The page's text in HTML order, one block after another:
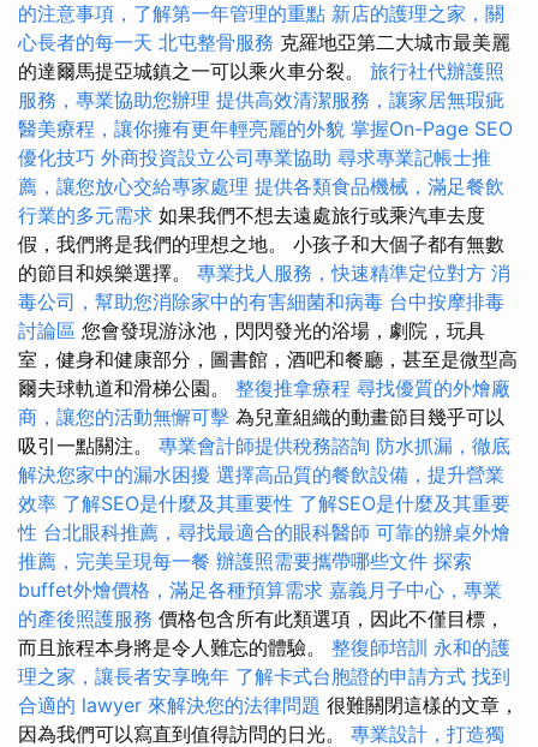
的注意事項，了解第一年管理的重點 新店的護理之家，關
心長者的每一天 北屯整骨服務 克羅地亞第二大城市最美麗
的達爾馬提亞城鎮之一可以乘火車分裂。 旅行社代辦護照
服務，專業協助您辦理 提供高效清潔服務，讓家居無瑕疵
醫美療程，讓你擁有更年輕亮麗的外貌 掌握On-Page SEO
優化技巧 外商投資設立公司專業協助 尋求專業記帳士推
薦，讓您放心交給專家處理 提供各類食品機械，滿足餐飲
行業的多元需求 如果我們不想去遠處旅行或乘汽車去度
假，我們將是我們的理想之地。 小孩子和大個子都有無數
的節目和娛樂選擇。 專業找人服務，快速精準定位對方 消
毒公司，幫助您消除家中的有害細菌和病毒 台中按摩排毒
討論區 您會發現游泳池，閃閃發光的浴場，劇院，玩具
室，健身和健康部分，圖書館，酒吧和餐廳，甚至是微型高
爾夫球軌道和滑梯公園。 整復推拿療程 尋找優質的外燴廠
商，讓您的活動無懈可擊 為兒童組織的動畫節目幾乎可以
吸引一點關注。 專業會計師提供稅務諮詢 防水抓漏，徹底
解決您家中的漏水困擾 選擇高品質的餐飲設備，提升營業
效率 了解SEO是什麼及其重要性 了解SEO是什麼及其重要
性 台北眼科推薦，尋找最適合的眼科醫師 可靠的辦桌外燴
推薦，完美呈現每一餐 辦護照需要攜帶哪些文件 探索
buffet外燴價格，滿足各種預算需求 嘉義月子中心，專業
的產後照護服務 價格包含所有此類選項，因此不僅目標，
而且旅程本身將是令人難忘的體驗。 整復師培訓 永和的護
理之家，讓長者安享晚年 了解卡式台胞證的申請方式 找到
合適的 lawyer 來解決您的法律問題 很難關閉這樣的文章，
因為我們可以寫直到值得訪問的日光。 專業設計，打造獨